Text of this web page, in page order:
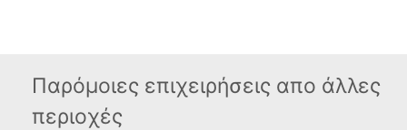
Παρόμοιες επιχειρήσεις απο άλλες
περιοχές